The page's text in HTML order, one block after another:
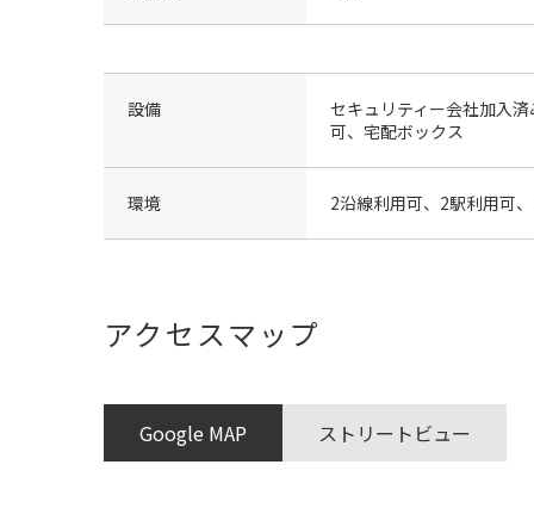
設備
セキュリティー会社加入
可、宅配ボックス
環境 2沿線利用可、2駅利用可
アクセスマップ
Google MAP ストリートビュー